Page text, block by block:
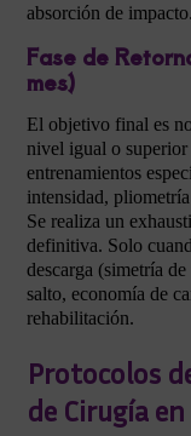
absorción de impacto.
Fase de
mes)
El objetivo final es
nivel igual o
entrenamientos
intensidad,
Se realiza un
definitiva. Solo
descarga (simetría
salto, economía de
rehabilitación.
Protocolos
de Cirugía